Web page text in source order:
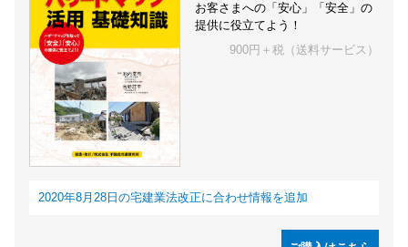
お客さまへの「安心」「安全」の
提供に役立てよう！
900円＋税（送料サービス）
2020年8月28日の宅建業法改正に合わせ情報を追加